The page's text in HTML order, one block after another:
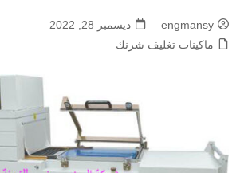
engmansy
ديسمبر 28, 2022
ماكينات تغليف شرنك